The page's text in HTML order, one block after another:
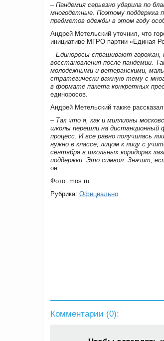
– Пандемия серьезно ударила по
многодетные. Поэтому поддержка
предметов одежды в этом году
Андрей Метельский уточнил, что
инициативе МГРО партии «Единая
– Единоросы спрашивают горожан,
восстановления после пандемии.
молодежными и ветеранскими,
стратегически важную тему с
в формате пакета конкретных
единоросов.
Андрей Метельский также
– Так что я, как и миллионы
школы перешли на дистанционный
процесс. И все равно получилась
нужно в классе, лицом к лицу с
сентября в школьных коридорах
поддержки. Это символ. Значит,
он.
Фото: mos.ru
Рубрика: Официально
Комментарии (0):